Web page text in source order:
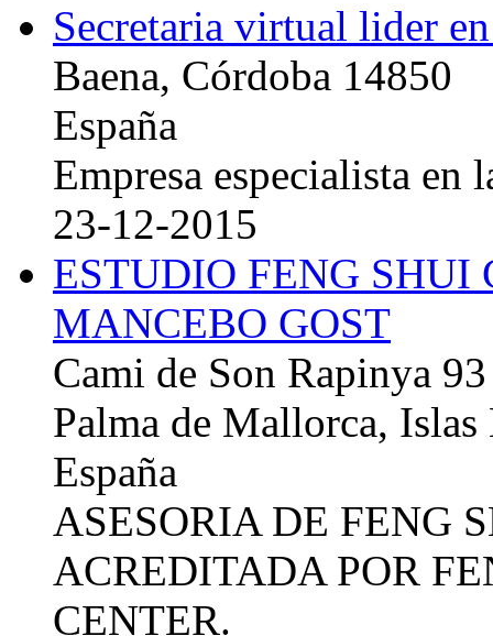
Secretaria virtual lider
Baena, Córdoba 14850
España
Empresa especialista en
23-12-2015
ESTUDIO FENG
MANCEBO GOST
Cami de Son Rapinya 93
Palma de Mallorca, Islas
España
ASESORIA DE FENG
ACREDITADA POR
CENTER.